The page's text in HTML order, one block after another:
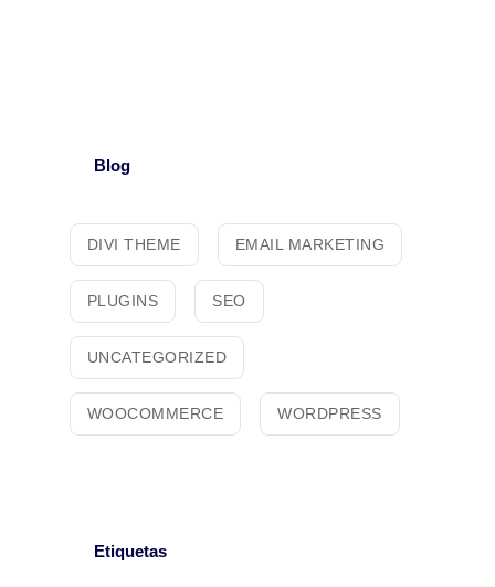
Blog
DIVI THEME EMAIL MARKETING
PLUGINS SEO
UNCATEGORIZED
WOOCOMMERCE WORDPRESS
Etiquetas